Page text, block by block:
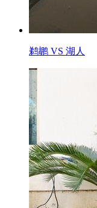
鹈鹕 VS 湖人